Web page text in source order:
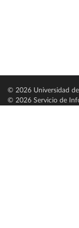
© 2026 Universidad de
© 2026 Servicio de